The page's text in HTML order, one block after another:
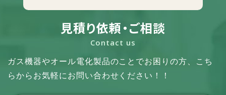
見積り依頼・ご相談
Contact us
ガス機器やオール電化製品のことでお困りの方、
こち
らからお気軽にお問い合わせください！！